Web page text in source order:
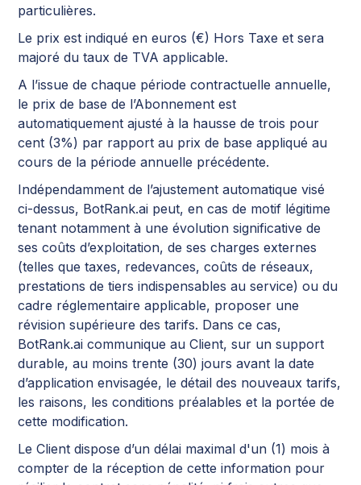
particulières.
Le prix est indiqué en euros (€) Hors Taxe et sera
majoré du taux de TVA applicable.
A l’issue de chaque période contractuelle annuelle,
le prix de base de l’Abonnement est
automatiquement ajusté à la hausse de trois pour
cent (3%) par rapport au prix de base appliqué au
cours de la période annuelle précédente.
Indépendamment de l’ajustement automatique visé
ci-dessus, BotRank.ai peut, en cas de motif légitime
tenant notamment à une évolution significative de
ses coûts d’exploitation, de ses charges externes
(telles que taxes, redevances, coûts de réseaux,
prestations de tiers indispensables au service) ou du
cadre réglementaire applicable, proposer une
révision supérieure des tarifs. Dans ce cas,
BotRank.ai communique au Client, sur un support
durable, au moins trente (30) jours avant la date
d’application envisagée, le détail des nouveaux tarifs,
les raisons, les conditions préalables et la portée de
cette modification.
Le Client dispose d’un délai maximal d'un (1) mois à
compter de la réception de cette information pour